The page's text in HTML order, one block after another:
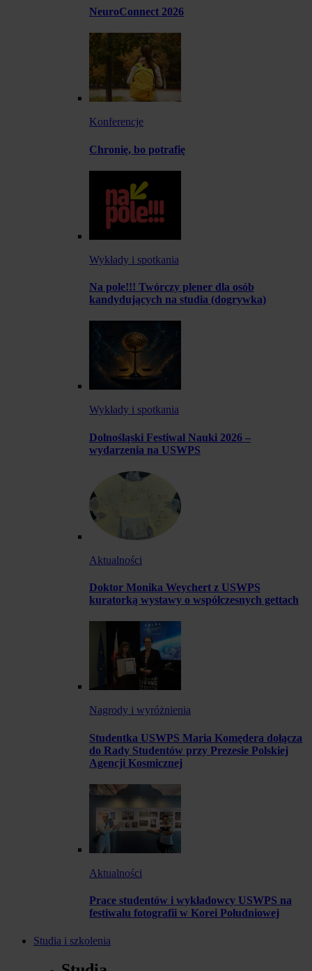
NeuroConnect 2026
Konferencje
Chronię, bo potrafię
Wykłady i spotkania
Na pole!!! Twórczy plener dla osób
kandydujących na studia (dogrywka)
Wykłady i spotkania
Dolnośląski Festiwal Nauki 2026 –
wydarzenia na USWPS
Aktualności
Doktor Monika Weychert z USWPS
kuratorką wystawy o współczesnych gettach
Nagrody i wyróżnienia
Studentka USWPS Maria Komędera dołącza
do Rady Studentów przy Prezesie Polskiej
Agencji Kosmicznej
Aktualności
Prace studentów i wykładowcy USWPS na
festiwalu fotografii w Korei Południowej
Studia i szkolenia